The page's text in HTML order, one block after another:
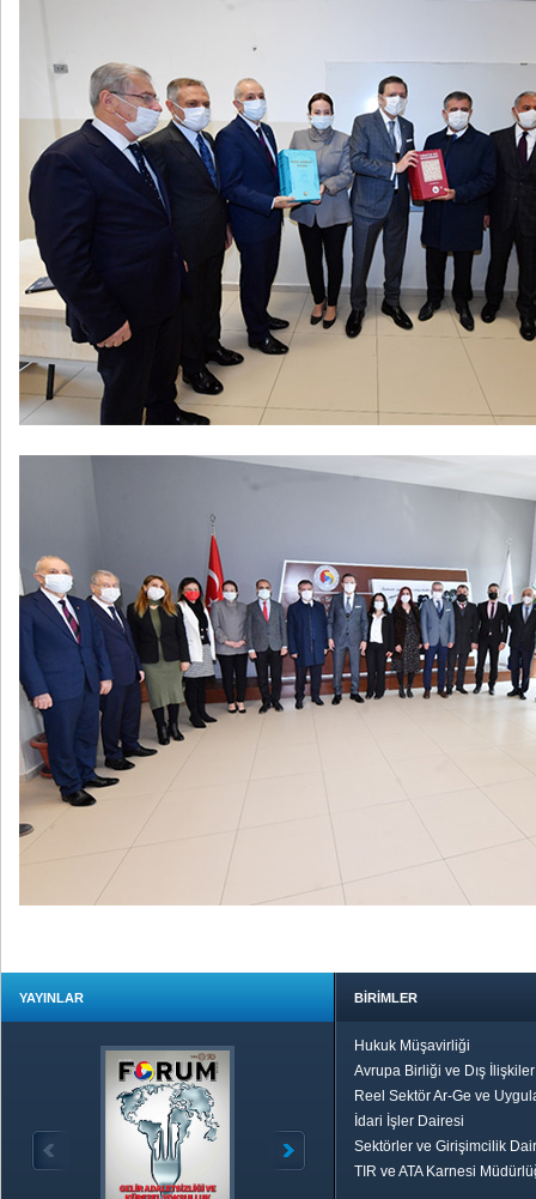
YAYINLAR BİRİMLER
Hukuk Müşavirliği
Avrupa Birliği ve Dış
Reel Sektör Ar-Ge ve
İdari İşler Dairesi
Sektörler ve Girişimcilik
TIR ve ATA Karnesi